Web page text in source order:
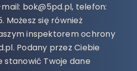
bok@5pd.pl, telefon:
Możesz się również
inspektorem ochrony
Podany przez Ciebie
stanowić Twoje dane